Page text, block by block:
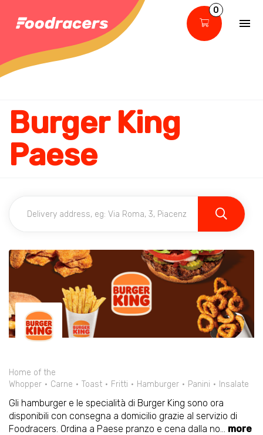
0
Burger King
Paese
Home of the
Whopper
Carne Toast Fritti Hamburger Panini Insalate
Gli hamburger e le specialità di Burger King sono ora
disponibili con consegna a domicilio grazie al servizio di
Foodracers. Ordina a Paese pranzo e cena dalla no... more